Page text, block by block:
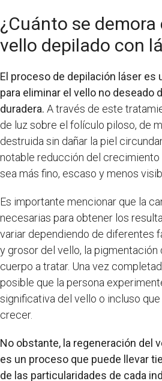
¿Cuánto se demora
vello depilado con
El proceso de depilación láser es
para eliminar el vello no deseado
duradera. A través de este
de luz sobre el folículo piloso, de
destruida sin dañar la piel
notable reducción del crecimiento
sea más fino, escaso y menos
Es importante mencionar que la
necesarias para obtener los
variar dependiendo de diferentes
y grosor del vello, la pigmentación
cuerpo a tratar. Una vez
posible que la persona
significativa del vello o incluso
crecer.
No obstante, la regeneración del
es un proceso que puede llevar
de las particularidades de cada